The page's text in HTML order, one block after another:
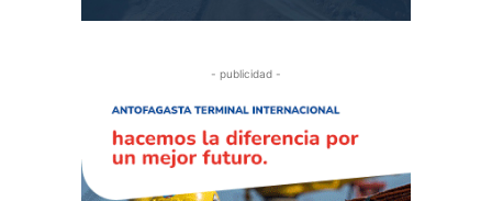
- publicidad -